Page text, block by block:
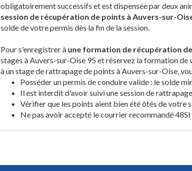
obligatoirement successifs et est dispensée par deux
session de récupération de points à Auvers-sur-
solde de votre permis dès la fin de la session.
Pour s'enregistrer à une formation de récupération
stages à Auvers-sur-Oise 95 et réservez la formation
à un stage de rattrapage de points à Auvers-sur-Oise,
Posséder un permis de conduire valide : le solde
Il est interdit d'avoir suivi une session de
Vérifier que les points aient bien été ôtés de votre
Ne pas avoir accepté le courrier recommandé